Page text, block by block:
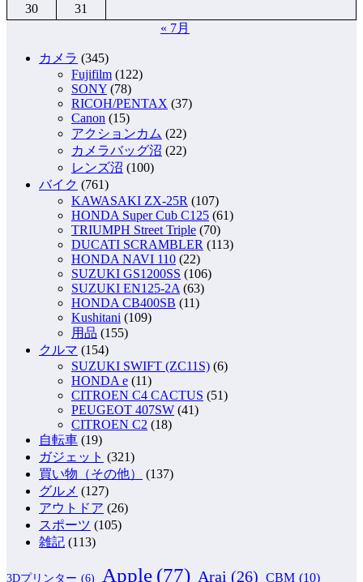
30
31
« 7月
カメラ (345)
Fujifilm (122)
SONY (78)
RICOH/PENTAX (37)
Canon (15)
アクションカム (22)
カメラバッグ沼 (22)
レンズ沼 (100)
バイク (761)
KAWASAKI ZX-25R (107)
HONDA Super Cub C125 (61)
TRIUMPH Street Triple (70)
DUCATI SCRAMBLER (113)
HONDA NAVI 110 (22)
SUZUKI GS1200SS (106)
SUZUKI EN125-2A (63)
HONDA CB400SB (11)
Kushitani (109)
用品 (155)
クルマ (154)
SUZUKI SWIFT (ZC11S) (6)
HONDA e (11)
CITROEN C4 CACTUS (51)
PEUGEOT 407SW (41)
CITROEN C2 (18)
自転車 (19)
ガジェット (321)
買い物（その他）
(137)
グルメ (127)
アウトドア (26)
スポーツ (105)
雑記 (113)
3Dプリンター (6) Apple (77) Arai (26) CBM (10)